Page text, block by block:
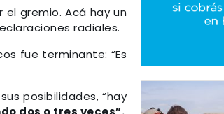
gremio. Acá hay un
radiales.
fue terminante: “Es
posibilidades, “hay